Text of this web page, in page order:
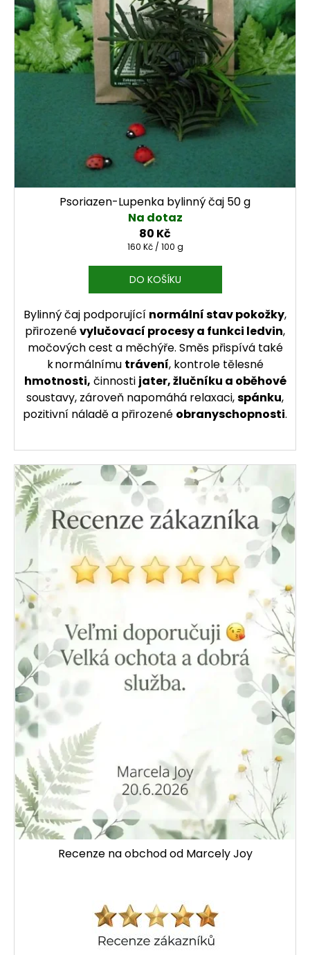
Psoriazen-Lupenka bylinný čaj 50 g
Na dotaz
80 Kč
Měrná cena:
160 Kč / 100 g
DO KOŠÍKU
Bylinný čaj podporující normální stav pokožky,
přirozenévylučovací procesy a funkci ledvin,
močových cest a měchýře. Směs přispívá také
k normálnímu trávení, kontrole tělesné
hmotnosti, činnosti jater, žlučníku a oběhové
soustavy, zároveň napomáhá relaxaci,spánku,
pozitivní náladě a přirozené obranyschopnosti.
Recenze na obchod od Marcely Joy